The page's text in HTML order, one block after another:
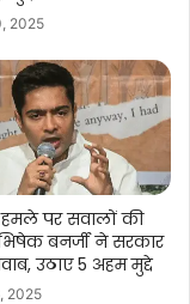
2025
पर सवालों की
बनर्जी ने सरकार
उठाए 5 अहम मुद्दे
2025